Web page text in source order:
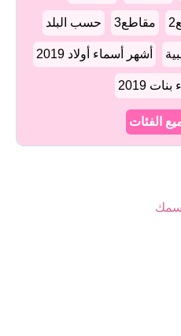
مقاطع3 حسب البلد
أشهر أسماء أولاد 2019
2019
الفئات